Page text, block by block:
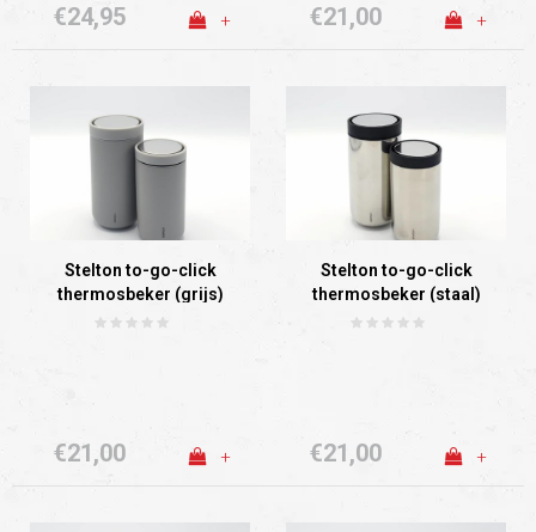
€24,95 + €21,00 +
Stelton to-go-click
thermosbeker (grijs)
€21,00 +
Stelton to-go-click
thermosbeker (staal)
€21,00 +